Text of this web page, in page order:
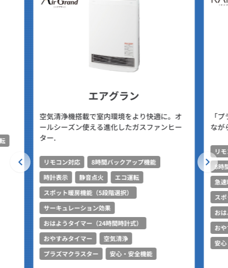
エアグラン
空気清浄機搭載で室内環境をより快適に。オ
ールシーズン使える進化したガスファンヒー
ター.
リモコン対応
8時間バックアップ機能
時計表示
静音点火
エコ運転
スポット暖房機能（5段階選択）
サーキュレーション効果
おはようタイマー（24時間時計式）
おやすみタイマー
空気清浄
プラズマクラスター
安心・安全機能
「
なが
リ
8時
急
ス
お
お
安